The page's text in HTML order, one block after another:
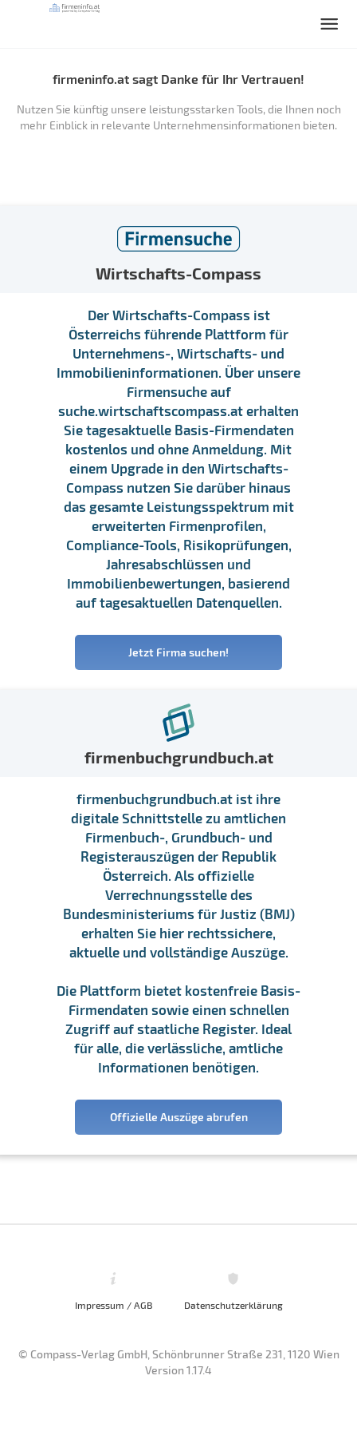
firmeninfo.at sagt Danke für Ihr Vertrauen!
Nutzen Sie künftig unsere leistungsstarken Tools, die Ihnen noch
mehr Einblick in relevante Unternehmensinformationen bieten.
Wirtschafts-Compass
Der Wirtschafts-Compass ist
Österreichs führende Plattform für
Unternehmens-, Wirtschafts- und
Immobilieninformationen. Über unsere
Firmensuche auf
suche.wirtschaftscompass.at erhalten
Sie tagesaktuelle Basis-Firmendaten
kostenlos und ohne Anmeldung. Mit
einem Upgrade in den Wirtschafts-
Compass nutzen Sie darüber hinaus
das gesamte Leistungsspektrum mit
erweiterten Firmenprofilen,
Compliance-Tools, Risikoprüfungen,
Jahresabschlüssen und
Immobilienbewertungen, basierend
auf tagesaktuellen Datenquellen.
Jetzt Firma suchen!
firmenbuchgrundbuch.at
firmenbuchgrundbuch.at ist ihre
digitale Schnittstelle zu amtlichen
Firmenbuch-, Grundbuch- und
Registerauszügen der Republik
Österreich. Als offizielle
Verrechnungsstelle des
Bundesministeriums für Justiz (BMJ)
erhalten Sie hier rechtssichere,
aktuelle und vollständige Auszüge.
Die Plattform bietet kostenfreie Basis-
Firmendaten sowie einen schnellen
Zugriff auf staatliche Register. Ideal
für alle, die verlässliche, amtliche
Informationen benötigen.
Offizielle Auszüge abrufen
Impressum / AGB Datenschutzerklärung
© Compass-Verlag GmbH, Schönbrunner Straße 231, 1120 Wien
Version 1.17.4